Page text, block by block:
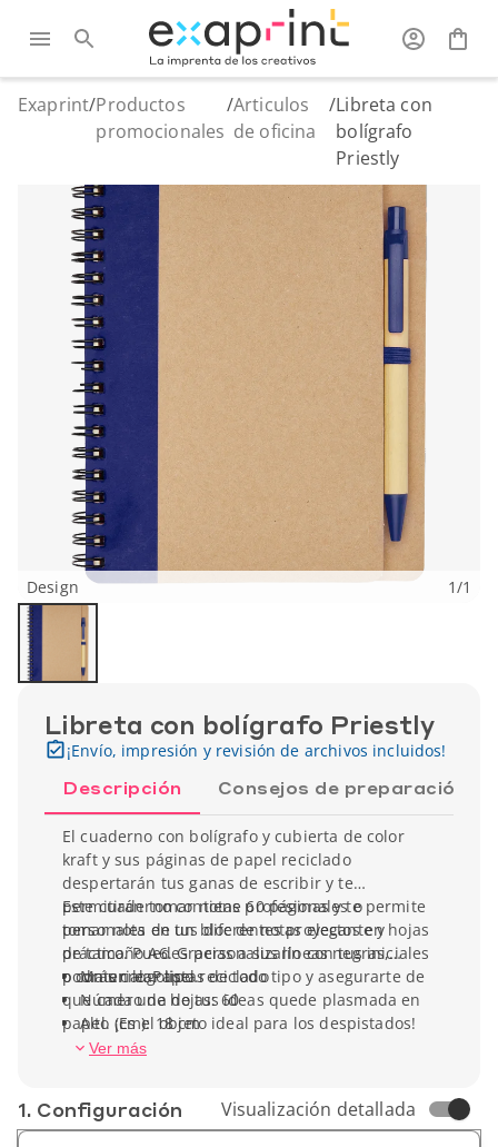
Exaprint/Productos
promocionales
/Articulos
de oficina
/Libreta con
bolígrafo
Priestly
Design 1/1
Libreta con bolígrafo Priestly
¡Envío, impresión y revisión de archivos incluidos!
Descripción Consejos de preparación
El cuaderno con bolígrafo y cubierta de color
kraft y sus páginas de papel reciclado
despertarán tus ganas de escribir y te
permitirán tomar notas profesionales o
personales en un bloc de notas elegante y
práctico. Puedes personalizarlo con tus iniciales
o con un logotipo.
Este cuaderno contiene 60 páginas y te permite
tomar nota de tus diferentes proyectos en hojas
de tamaño A6. Gracias a sus líneas negras,
podrás crear listas de todo tipo y asegurarte de
que cada una de tus ideas quede plasmada en
papel. ¡Es el objeto ideal para los despistados!
Material: Papel reciclado
Número de hojas: 60
Alto (cm): 18 cm
Ancho (cm): 14 cm
Ver más
1. Conf­iguración Visualización detallada